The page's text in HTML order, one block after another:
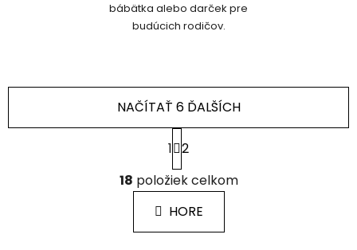
bábätka alebo darček pre
budúcich rodičov.
O
v
l
á
d
NAČÍTAŤ 6 ĎALŠÍCH
S
t
r
á
n
k
1 2
18 položiek celkom
HORE